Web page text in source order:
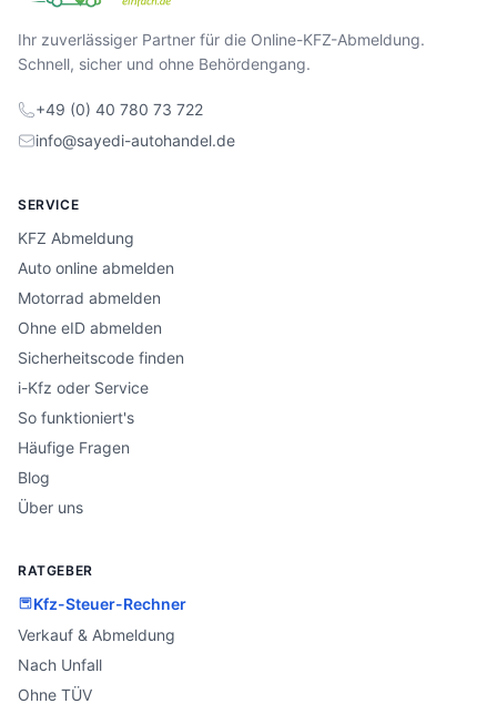
Ihr zuverlässiger Partner für die Online-KFZ-Abmeldung.
Schnell, sicher und ohne Behördengang.
+49 (0) 40 780 73 722
info@sayedi-autohandel.de
SERVICE
KFZ Abmeldung
Auto online abmelden
Motorrad abmelden
Ohne eID abmelden
Sicherheitscode finden
i-Kfz oder Service
So funktioniert's
Häufige Fragen
Blog
Über uns
RATGEBER
Kfz-Steuer-Rechner
Verkauf & Abmeldung
Nach Unfall
Ohne TÜV